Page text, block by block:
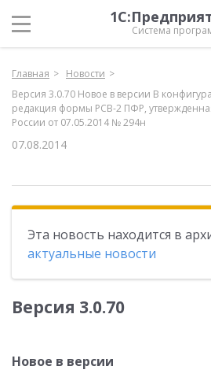
Система
Главная
Новости
Версия 3.0.70 Новое в версии В
редакция формы РСВ-2 ПФР,
России от 07.05.2014 № 294н
07.08.2014
Эта новость находится в
актуальные новости
Версия 3.0.70
Новое в версии